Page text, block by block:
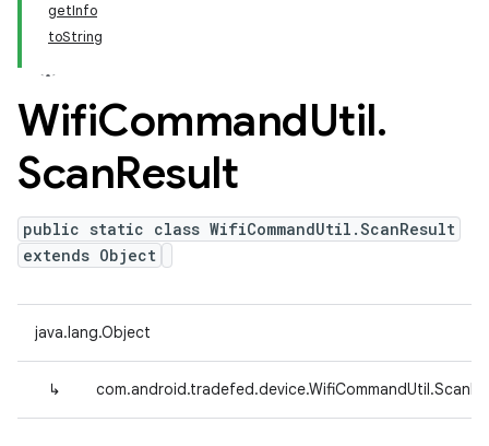
getInfo
toString
WifiCommandUtil.
ScanResult
public static class WifiCommandUtil.ScanResult
extends Object
java.lang.Object
↳